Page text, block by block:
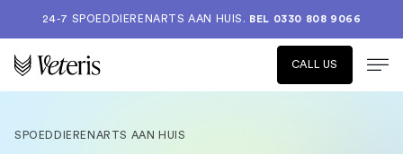
24-7 SPOEDDIERENARTS AAN HUIS. BEL 0330 808 9066
CALL US
SPOEDDIERENARTS AAN HUIS